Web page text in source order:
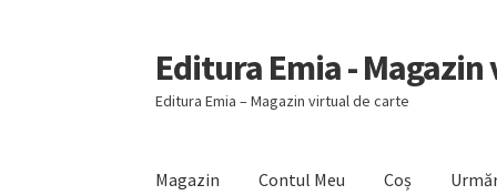
Sari
la
navigare
Sari
la
conținut
Editura Emia -
Editura Emia – Magazin virtual de carte
Magazin Contul Meu Coș